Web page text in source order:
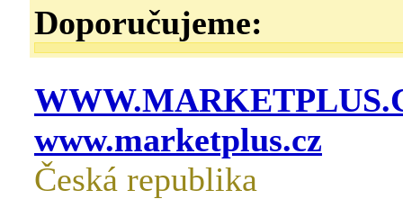
Doporučujeme:
www.marketplus.cz
Česká republika